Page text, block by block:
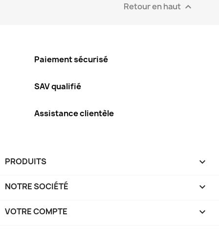
Retour en haut 
Paiement sécurisé
SAV qualifié
Assistance clientèle
PRODUITS 
NOTRE SOCIÉTÉ 
VOTRE COMPTE 